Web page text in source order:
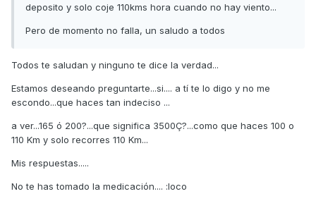
deposito y solo coje 110kms hora cuando no hay viento...
Pero de momento no falla, un saludo a todos
Todos te saludan y ninguno te dice la verdad...
Estamos deseando preguntarte...si.... a tí te lo digo y no me
escondo...que haces tan indeciso ...
a ver...165 ó 200?...que significa 3500Ç?...como que haces 100 o
110 Km y solo recorres 110 Km...
Mis respuestas.....
No te has tomado la medicación.... :loco